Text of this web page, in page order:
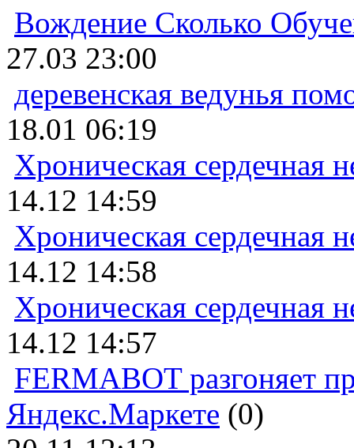
Вождение Сколько
27.03 23:00
деревенская ведунья
18.01 06:19
Хроническая сердечная
14.12 14:59
Хроническая сердечная
14.12 14:58
Хроническая сердечная
14.12 14:57
FERMABOT разгоняет
Яндекс.Маркете (0)